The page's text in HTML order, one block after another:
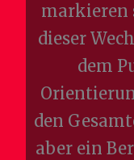
markieren
dieser
dem
den
aber ein